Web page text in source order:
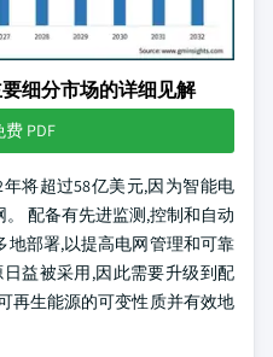
细分市场的详细见解
PDF
年将超过58亿美元,因为智能电
配备有先进监测,控制和自动
部署,以提高电网管理和可靠
益被采用,因此需要升级到配
再生能源的可变性质并有效地